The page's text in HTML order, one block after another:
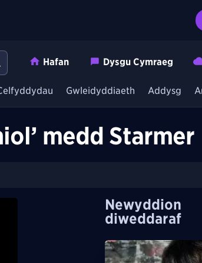
Hafan Dysgu Cymraeg
Gwleidyddiaeth Addysg
medd Starmer
Newyddion
diweddaraf